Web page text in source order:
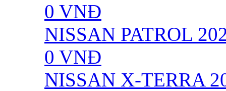
0 VNĐ
NISSAN PATROL
0 VNĐ
NISSAN X-TERRA